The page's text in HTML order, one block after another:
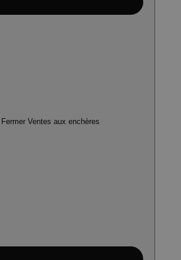
Fermer Ventes aux enchères